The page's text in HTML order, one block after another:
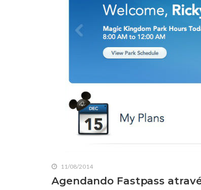
11/08/2014
Agendando Fastpass